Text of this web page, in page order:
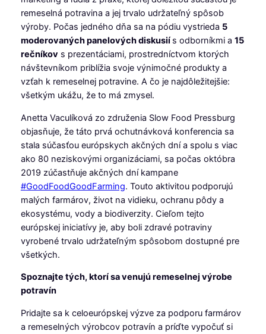
remeselná potravina a jej trvalo udržateľný spôsob
výroby. Počas jedného dňa sa na pódiu vystrieda 5
moderovaných panelových diskusií s odborníkmi a 15
rečníkov s prezentáciami, prostredníctvom ktorých
návštevníkom priblížia svoje výnimočné produkty a
vzťah k remeselnej potravine. A čo je najdôležitejšie:
všetkým ukážu, že to má zmysel.
Anetta Vaculíková zo združenia Slow Food Pressburg
objasňuje, že táto prvá ochutnávková konferencia sa
stala súčasťou európskych akčných dní a spolu s viac
ako 80 neziskovými organizáciami, sa počas októbra
2019 zúčastňuje akčných dní kampane
#GoodFoodGoodFarming. Touto aktivitou podporujú
malých farmárov, život na vidieku, ochranu pôdy a
ekosystému, vody a biodiverzity. Cieľom tejto
európskej iniciatívy je, aby boli zdravé potraviny
vyrobené trvalo udržateľným spôsobom dostupné pre
všetkých.
Spoznajte tých, ktorí sa venujú remeselnej výrobe
potravín
Pridajte sa k celoeurópskej výzve za podporu farmárov
a remeselných výrobcov potravín a príďte vypočuť si